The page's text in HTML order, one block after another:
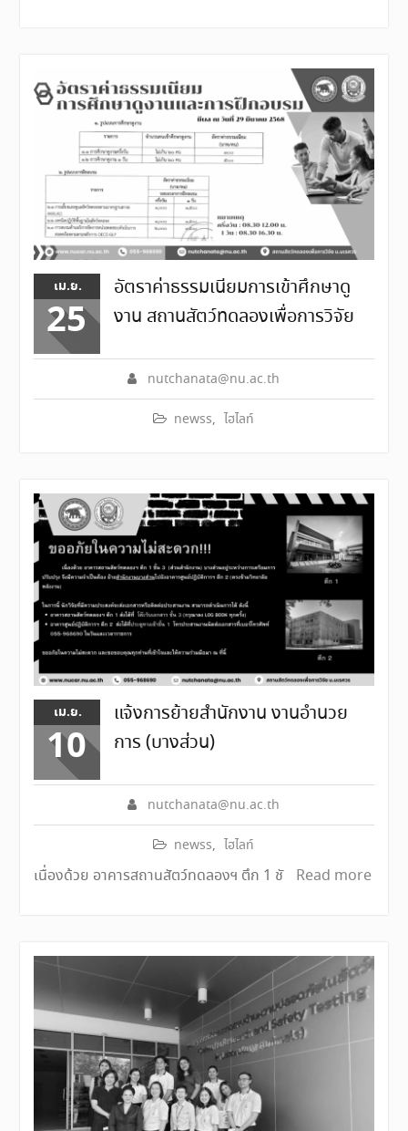
เม.ย.
25
อัตราค่าธรรมเนียมการเข้าศึกษาดู
งาน สถานสัตว์ทดลองเพื่อการวิจัย
nutchanata@nu.ac.th
newss, ไฮไลท์
เม.ย.
10
แจ้งการย้ายสำนักงาน งานอำนวย
การ (บางส่วน)
nutchanata@nu.ac.th
newss, ไฮไลท์
เนื่องด้วย อาคารสถานสัตว์ทดลองฯ ตึก 1 ชั Read more